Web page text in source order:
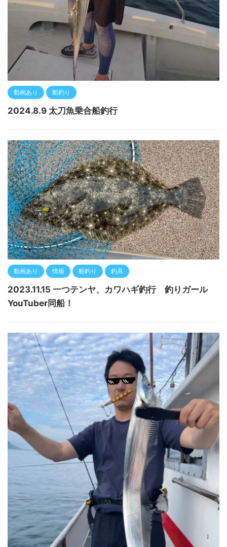
動画あり 船釣り
2024.8.9 太刀魚乗合船釣行
動画あり 情報 船釣り 釣具
2023.11.15 一つテンヤ、カワハギ釣行 釣りガール
YouTuber同船！